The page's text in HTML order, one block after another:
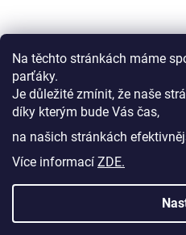
Na těchto stránkách máme
parťáky.
Je důležité zmínit, že naše
díky kterým bude Vás čas,
na našich stránkách
Více informací ZDE.